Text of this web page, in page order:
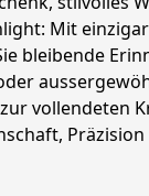
Mit
bleibende
vollendeten